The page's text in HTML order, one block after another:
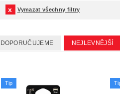
Vymazat všechny filtry
DOPORUČUJEME NEJLEVNĚJŠÍ
Tip